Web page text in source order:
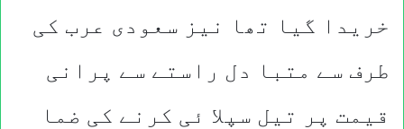
خریدا گیا تھا نیز سعودی عرب کی
طرف سے متبا دل راستے سے پرانی
قیمت پر تیل سپلا ئی کرنے کی ضما